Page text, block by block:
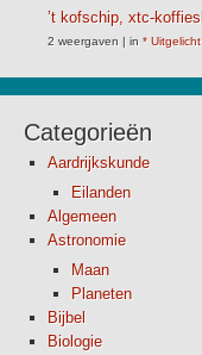
’t kofschip, xtc-
2 weergaven | in *
Categorieën
Aardrijkskunde
Eilanden
Algemeen
Astronomie
Maan
Planeten
Bijbel
Biologie